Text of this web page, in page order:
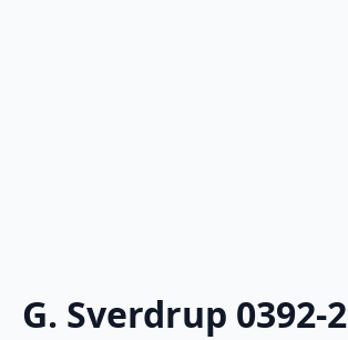
G. Sverdrup 0392-2